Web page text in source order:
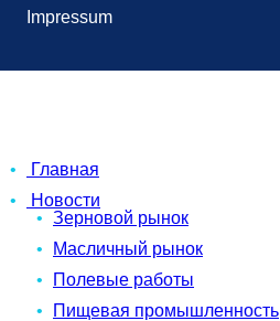
Impressum
Главная
Новости
Зерновой рынок
Масличный рынок
Полевые работы
Пищевая промышленность